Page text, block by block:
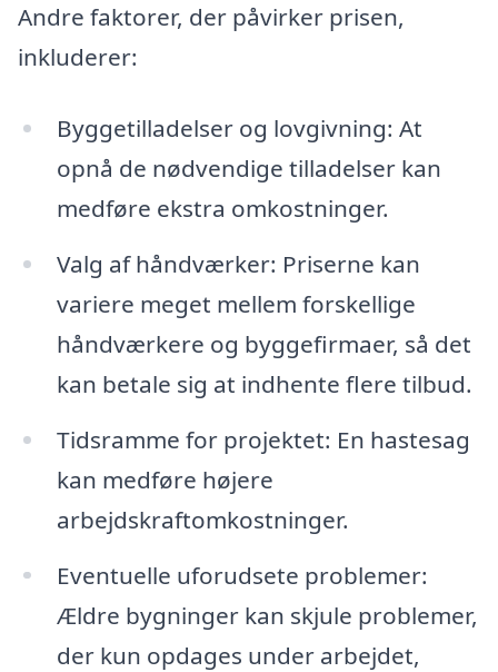
Andre faktorer, der påvirker prisen,
inkluderer:
Byggetilladelser og lovgivning: At
opnå de nødvendige tilladelser kan
medføre ekstra omkostninger.
Valg af håndværker: Priserne kan
variere meget mellem forskellige
håndværkere og byggefirmaer, så det
kan betale sig at indhente flere tilbud.
Tidsramme for projektet: En hastesag
kan medføre højere
arbejdskraftomkostninger.
Eventuelle uforudsete problemer:
Ældre bygninger kan skjule problemer,
der kun opdages under arbejdet,